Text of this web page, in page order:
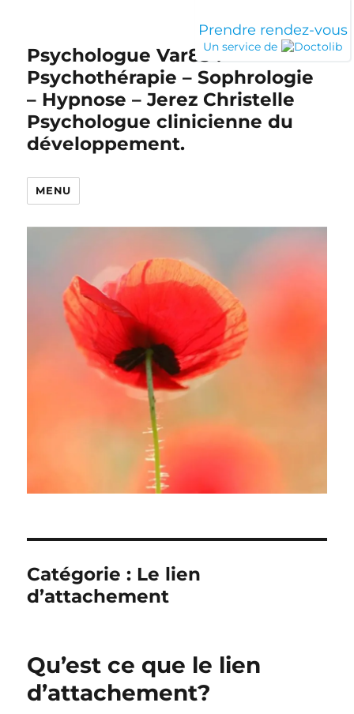
Psychologue Var83 :
Psychothérapie – Sophrologie
– Hypnose – Jerez Christelle
Psychologue clinicienne du
développement.
MENU
Catégorie : Le lien
d’attachement
Qu’est ce que le lien
d’attachement?
Prendre rendez-vous
Un service de